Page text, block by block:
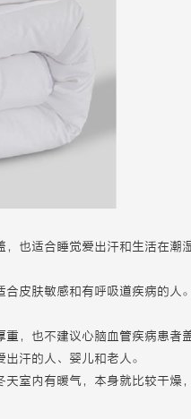
也适合睡觉爱出汗和生活在潮
皮肤敏感和有呼吸道疾病的人
，也不建议心脑血管疾病患者盖
汗的人、婴儿和老人。
室内有暖气，本身就比较干燥